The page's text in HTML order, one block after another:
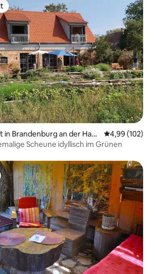
Favorit.
Brandenburg an der Have
4,99 (102)
Scheune idyllisch im Grünen